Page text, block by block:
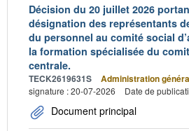
Décision du 20 juillet 2026
désignation des représentants
du personnel au comité social
la formation spécialisée du
centrale.
TECK2619631S Administration
signature : 20-07-2026
Date de
Document principal